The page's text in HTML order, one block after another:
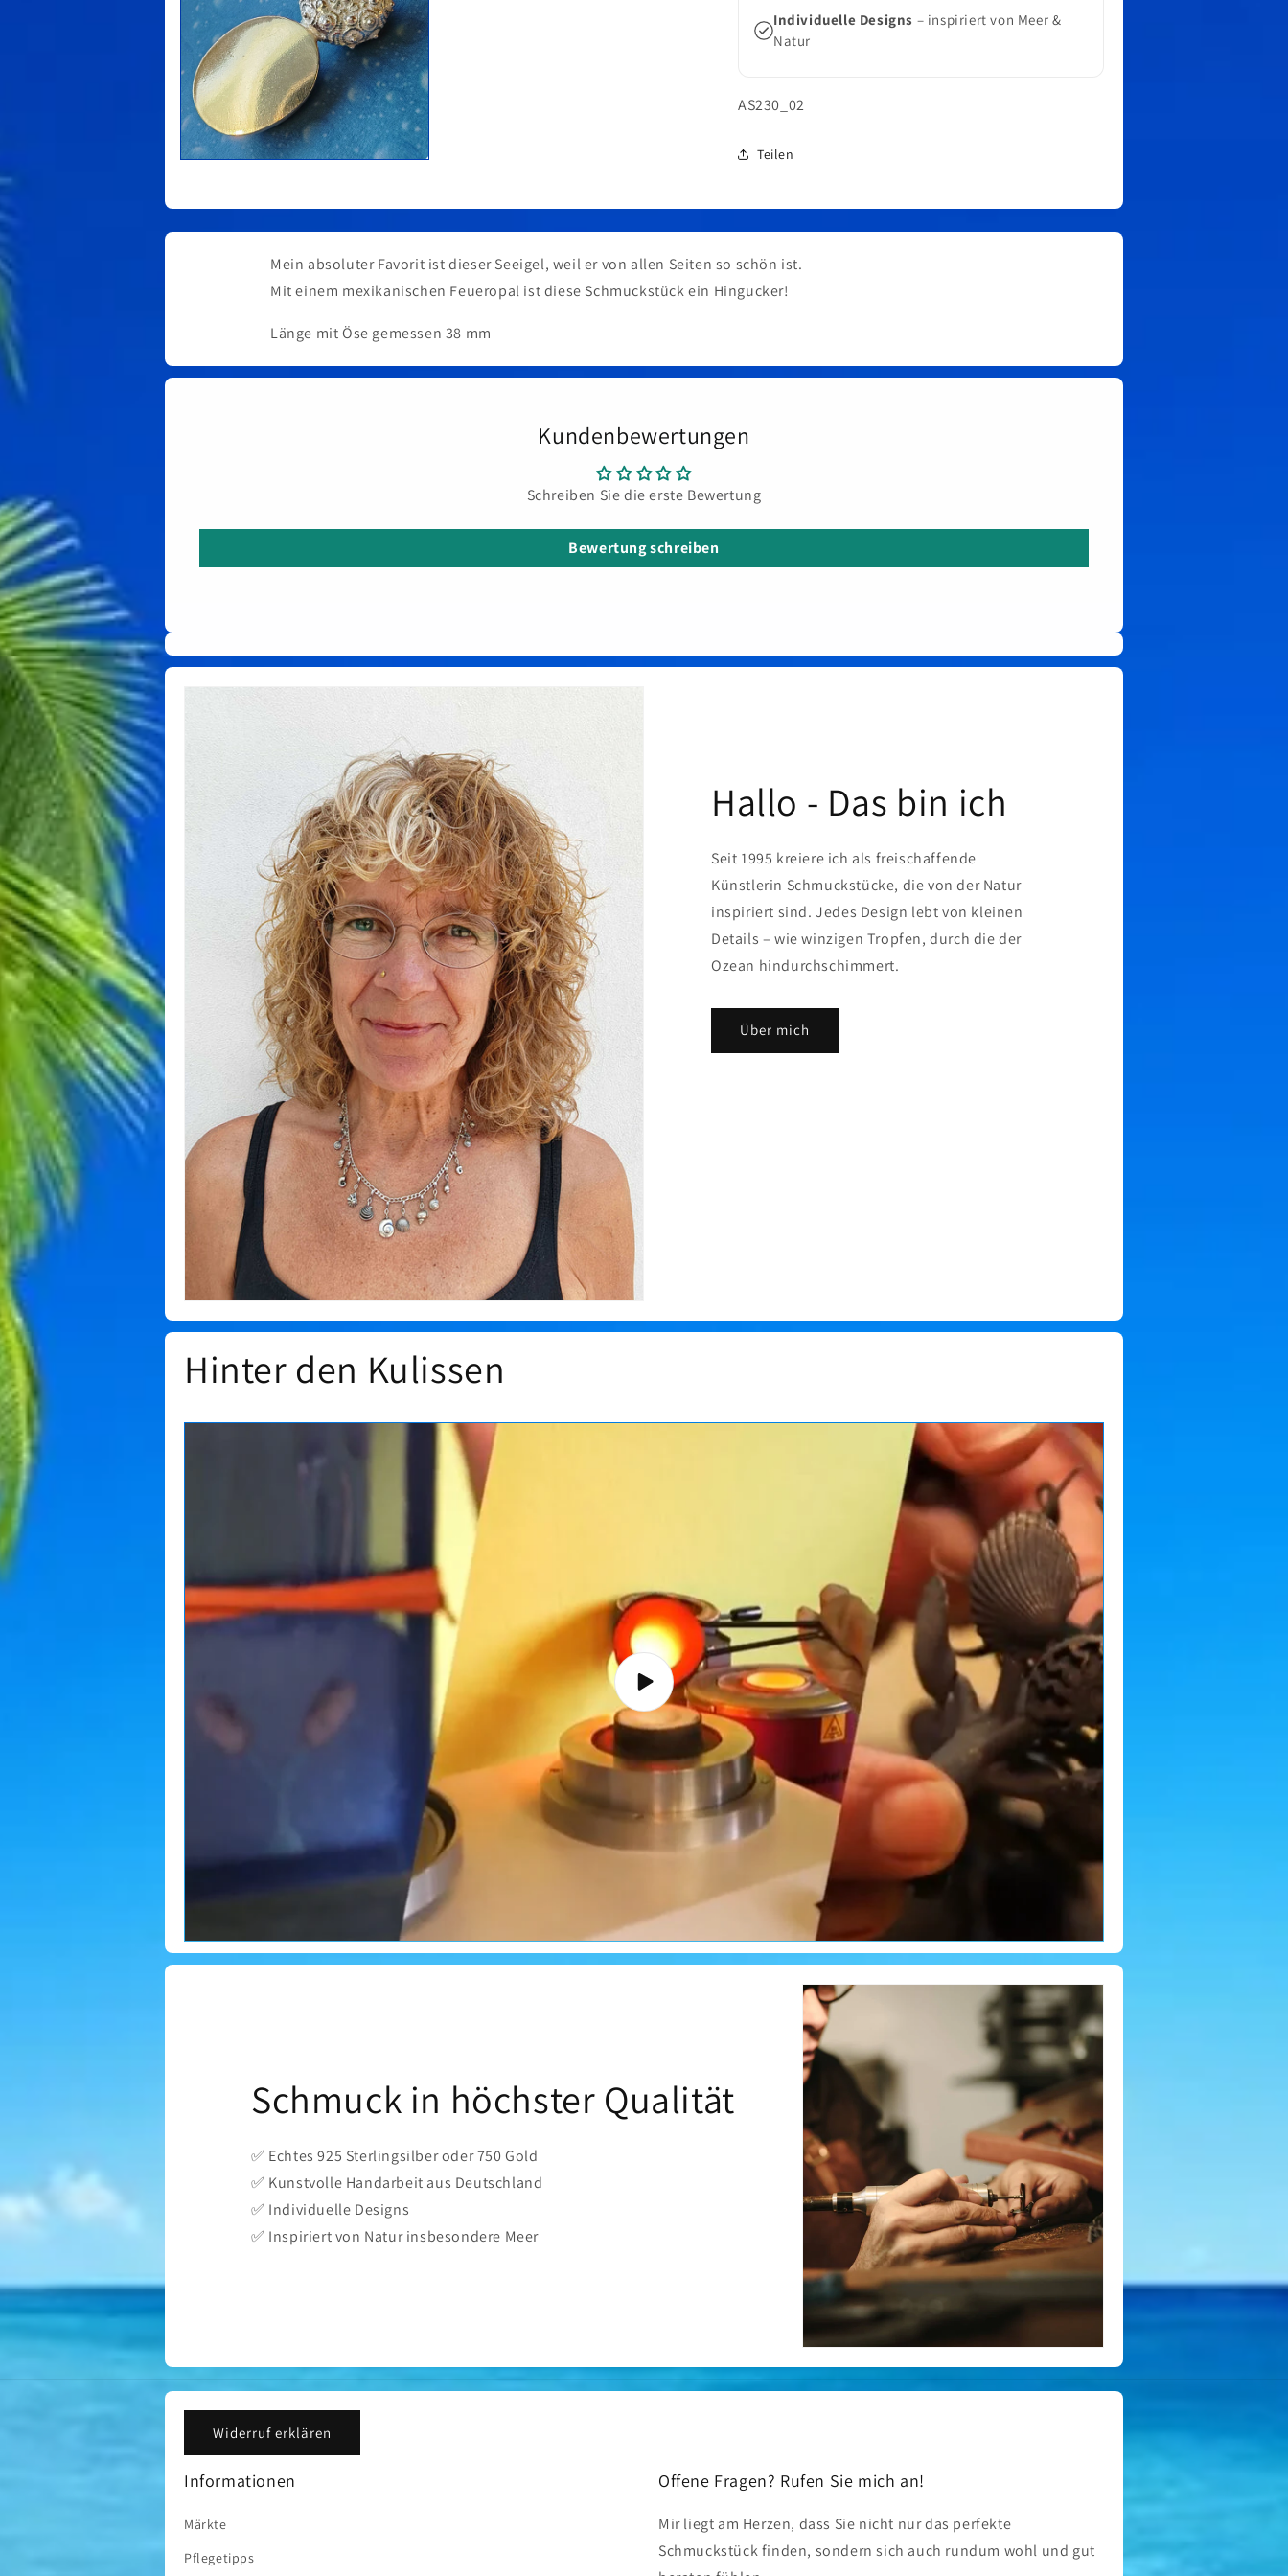
Modal
Individuelle Designs – inspiriert von Meer &
Natur
SKU:
AS230_02
Teilen
Mein absoluter Favorit ist dieser Seeigel, weil er von allen Seiten so schön ist.
Mit einem mexikanischen Feueropal ist diese Schmuckstück ein Hingucker!
Länge mit Öse gemessen 38 mm
Kundenbewertungen
Schreiben Sie die erste Bewertung
Bewertung schreiben
Hallo - Das bin ich
Seit 1995 kreiere ich als freischaffende
Künstlerin Schmuckstücke, die von der Natur
inspiriert sind. Jedes Design lebt von kleinen
Details – wie winzigen Tropfen, durch die der
Ozean hindurchschimmert.
Über mich
Hinter den Kulissen
Schmuck in höchster Qualität
✅ Echtes 925 Sterlingsilber oder 750 Gold
✅ Kunstvolle Handarbeit aus Deutschland
✅ Individuelle Designs
✅ Inspiriert von Natur insbesondere Meer
Widerruf erklären
Informationen
Märkte
Pflegetipps
Offene Fragen? Rufen Sie mich an!
Mir liegt am Herzen, dass Sie nicht nur das perfekte
Schmuckstück finden, sondern sich auch rundum wohl und gut